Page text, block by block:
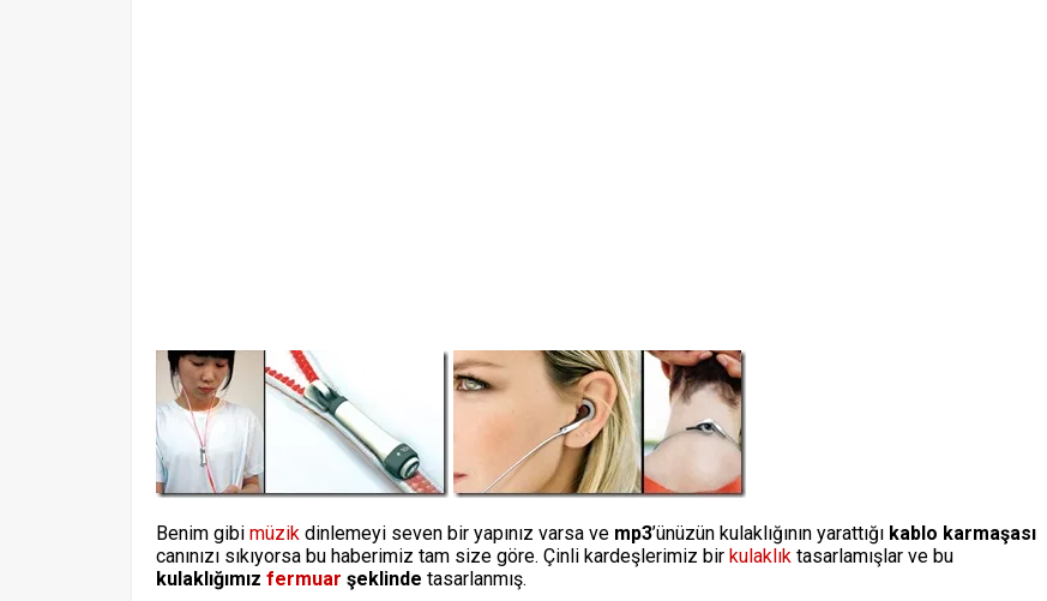
Benim gibi müzik dinlemeyi seven bir yapınız varsa ve mp3’ünüzün kulaklığının yarattığı kablo karmaşası
canınızı sıkıyorsa bu haberimiz tam size göre. Çinli kardeşlerimiz bir kulaklık tasarlamışlar ve bu
kulaklığımız fermuar şeklinde tasarlanmış.